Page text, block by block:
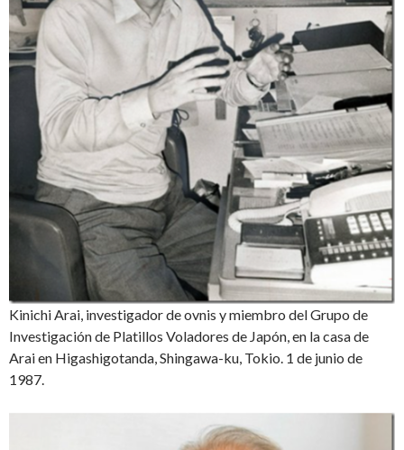
Kinichi Arai, investigador de ovnis y miembro del Grupo de
Investigación de Platillos Voladores de Japón, en la casa de
Arai en Higashigotanda, Shingawa-ku, Tokio. 1 de junio de
1987.